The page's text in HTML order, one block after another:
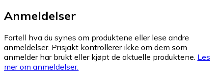
Anmeldelser
Fortell hva du synes om produktene eller lese andre
anmeldelser. Prisjakt kontrollerer ikke om dem som
anmelder har brukt eller kjøpt de aktuelle produktene. Les
mer om anmeldelser.